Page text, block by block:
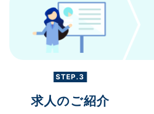
STEP.3
求人のご紹介